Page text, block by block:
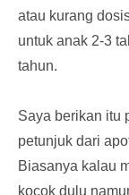
atau kurang
untuk anak 2-3
tahun.
Saya berikan itu
petunjuk dari
Biasanya kalau
kocok dulu